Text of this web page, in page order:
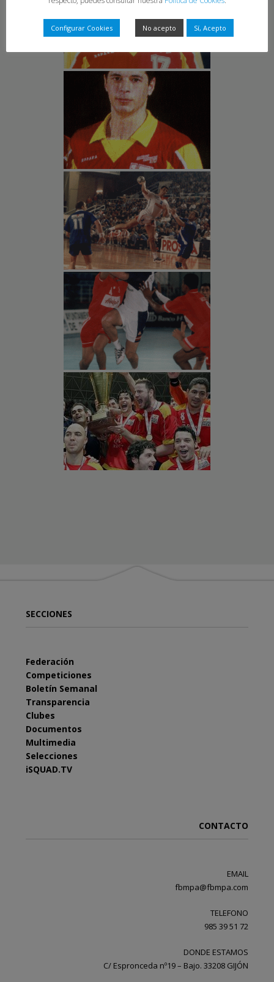
SECCIONES
Federación
Competiciones
Boletín Semanal
Transparencia
Clubes
Documentos
Multimedia
Selecciones
iSQUAD.TV
CONTACTO
EMAIL
fbmpa@fbmpa.com
TELEFONO
985 39 51 72
DONDE ESTAMOS
C/ Espronceda nº19 – Bajo. 33208 GIJÓN
Configurar Cookies No acepto Sí, Acepto